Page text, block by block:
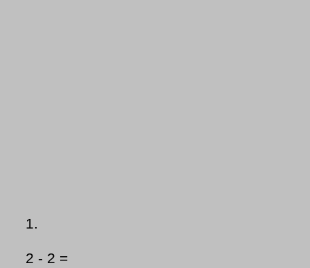
1.
2 - 2 =